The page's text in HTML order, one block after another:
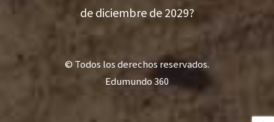
de diciembre de 2029?
© Todos los derechos reservados.
Edumundo 360